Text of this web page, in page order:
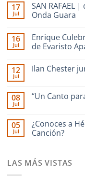
17
Jul
SAN RAFAEL
Onda Guara
comentarios
en
SAN
dedicado
–
Interpreta
16
Jul
Enrique
de Evaristo
comentarios
🎹
Iriarte
de
Evaristo
Aparicio
12
Jul
Ilan Chester
comentarios
en
Ronald
Borjas
–
08
Jul
“Un Canto
comentarios
en
“Un
Canto
Alfredo
05
Jul
¿Conoces a
Canción?
en
¿Conoces
LAS MÁS VISTAS